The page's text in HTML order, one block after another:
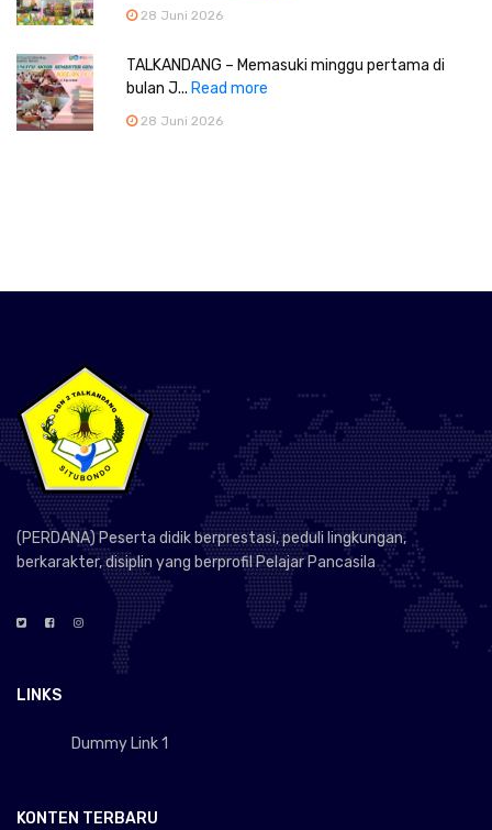
28 Juni 2026
TALKANDANG – Memasuki minggu pertama di
bulan J... Read more
28 Juni 2026
(PERDANA) Peserta didik berprestasi, peduli lingkungan,
berkarakter, disiplin yang berprofil Pelajar Pancasila
LINKS
Dummy Link 1
KONTEN TERBARU